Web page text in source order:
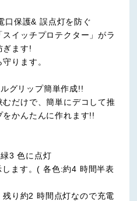
口保護& 誤点灯を防ぐ
イッチプロテクター」がラ
ぎます!
ります。
グリップ簡単作成!!
だけで、簡単にデコして推
をかんたんに作れます!!
3 色に点灯
ます。( 各色:約4 時間半表
残り約2 時間点灯なので充電